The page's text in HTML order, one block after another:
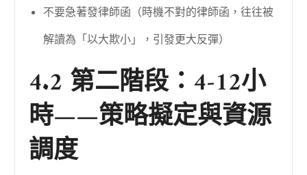
不要急著發律師函（時機不對的律師函，往往被
解讀為「以大欺小」，引發更大反彈）
4.2 第二階段：4-12小
時——策略擬定與資源
調度